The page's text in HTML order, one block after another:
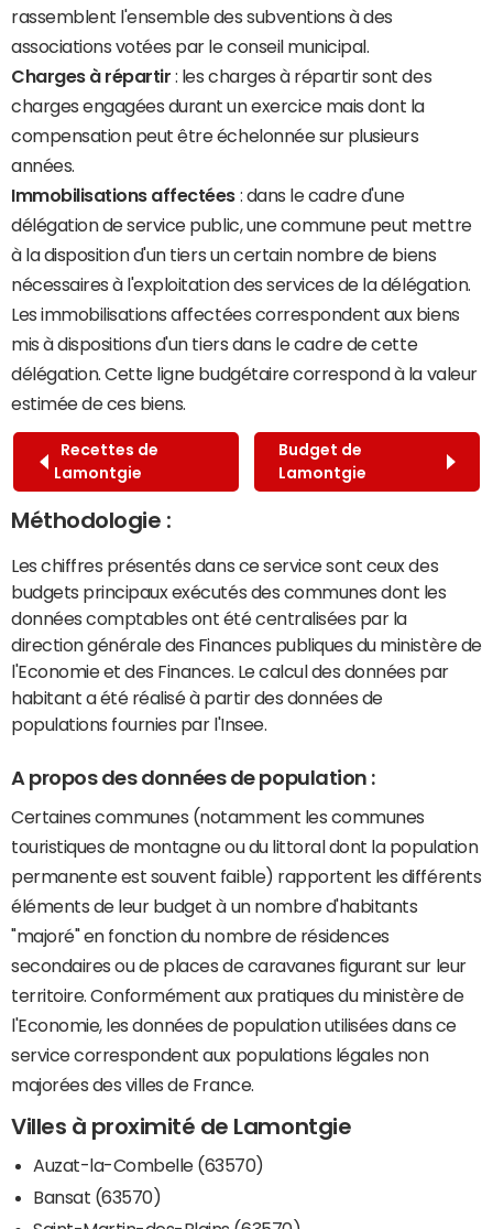
rassemblent l'ensemble des subventions à des
associations votées par le conseil municipal.
Charges à répartir : les charges à répartir sont des
charges engagées durant un exercice mais dont la
compensation peut être échelonnée sur plusieurs
années.
Immobilisations affectées : dans le cadre d'une
délégation de service public, une commune peut mettre
à la disposition d'un tiers un certain nombre de biens
nécessaires à l'exploitation des services de la délégation.
Les immobilisations affectées correspondent aux biens
mis à dispositions d'un tiers dans le cadre de cette
délégation. Cette ligne budgétaire correspond à la valeur
estimée de ces biens.
Recettes de
Lamontgie
Budget de
Lamontgie
Méthodologie :
Les chiffres présentés dans ce service sont ceux des
budgets principaux exécutés des communes dont les
données comptables ont été centralisées par la
direction générale des Finances publiques du ministère de
l'Economie et des Finances. Le calcul des données par
habitant a été réalisé à partir des données de
populations fournies par l'Insee.
A propos des données de population :
Certaines communes (notamment les communes
touristiques de montagne ou du littoral dont la population
permanente est souvent faible) rapportent les différents
éléments de leur budget à un nombre d'habitants
"majoré" en fonction du nombre de résidences
secondaires ou de places de caravanes figurant sur leur
territoire. Conformément aux pratiques du ministère de
l'Economie, les données de population utilisées dans ce
service correspondent aux populations légales non
majorées des villes de France.
Villes à proximité de Lamontgie
Auzat-la-Combelle (63570)
Bansat (63570)